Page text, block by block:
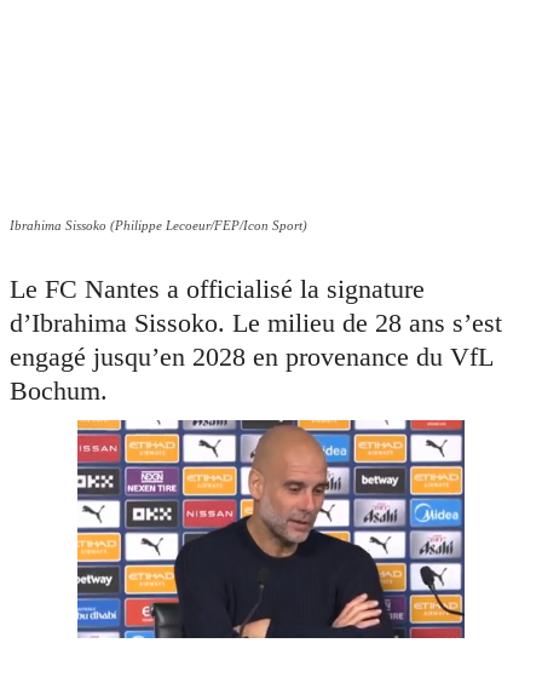
Ibrahima Sissoko (Philippe Lecoeur/FEP/Icon Sport)
Le FC Nantes a officialisé la signature
d’Ibrahima Sissoko. Le milieu de 28 ans s’est
engagé jusqu’en 2028 en provenance du VfL
Bochum.